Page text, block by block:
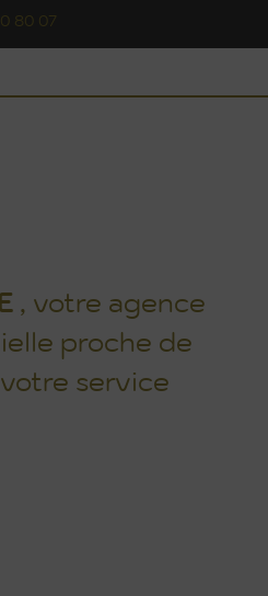
80 07
, votre agence
proche de
service